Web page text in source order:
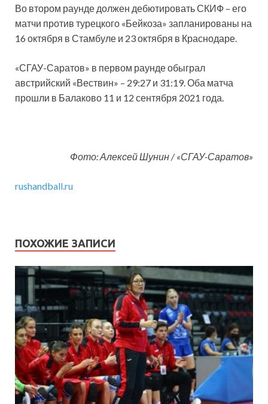
Во втором раунде должен дебютировать СКИФ – его
матчи против турецкого «Бейкоза» запланированы на
16 октября в Стамбуле и 23 октября в Краснодаре.
«СГАУ-Саратов» в первом раунде обыграл
австрийский «Вествин» – 29:27 и 31:19. Оба матча
прошли в Балаково 11 и 12 сентября 2021 года.
Фото: Алексей Шунин / «СГАУ-Саратов»
rushandball.ru
ПОХОЖИЕ ЗАПИСИ